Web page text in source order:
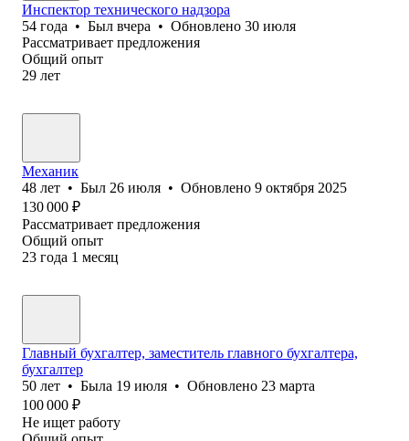
Инспектор технического надзора
54 года • Был вчера • Обновлено 30 июля
Рассматривает предложения
Общий опыт
29 лет
Механик
48 лет • Был 26 июля • Обновлено 9 октября 2025
130 000 ₽
Рассматривает предложения
Общий опыт
23 года 1 месяц
Главный бухгалтер, заместитель главного бухгалтера,
бухгалтер
50 лет • Была 19 июля • Обновлено 23 марта
100 000 ₽
Не ищет работу